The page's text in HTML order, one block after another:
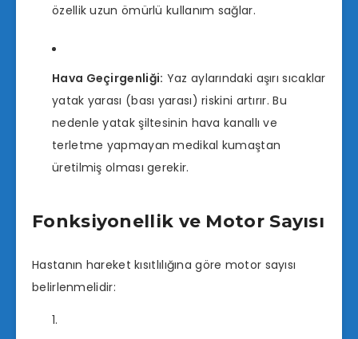
özellik uzun ömürlü kullanım sağlar.
Hava Geçirgenliği: Yaz aylarındaki aşırı sıcaklar
yatak yarası (bası yarası) riskini artırır. Bu
nedenle yatak şiltesinin hava kanallı ve
terletme yapmayan medikal kumaştan
üretilmiş olması gerekir.
Fonksiyonellik ve Motor Sayısı
Hastanın hareket kısıtlılığına göre motor sayısı
belirlenmelidir: